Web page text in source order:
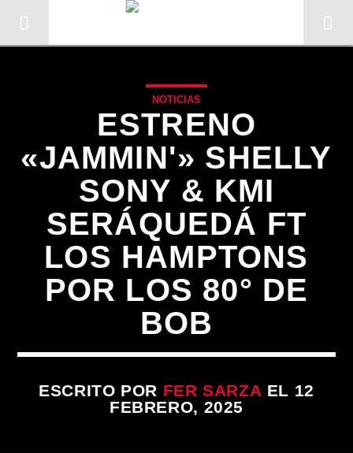
CANCIÓN ACTUAL
NOTICIAS
ESTRENO
«JAMMIN'» SHELLY
SONY & KMI
SERÁQUEDÁ FT
LOS HAMPTONS
POR LOS 80° DE
BOB
ESCRITO POR FER SARZA EL 12
FEBRERO, 2025